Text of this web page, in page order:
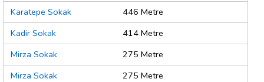
Karatepe Sokak
446 Metre
Kadir Sokak
414 Metre
Mirza Sokak
275 Metre
Mirza Sokak
275 Metre